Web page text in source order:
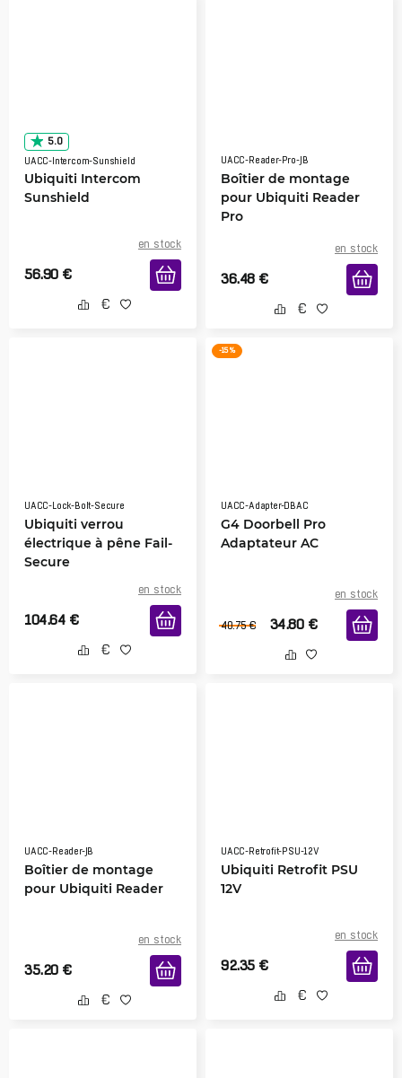
5.0
UACC-Intercom-Sunshield
Ubiquiti Intercom
Sunshield
en stock
56.90 €
UACC-Reader-Pro-JB
Boîtier de montage
pour Ubiquiti Reader
Pro
en stock
36.48 €
UACC-Lock-Bolt-Secure
Ubiquiti verrou
électrique à pêne Fail-
Secure
en stock
104.64 €
-15 %
UACC-Adapter-DBAC
G4 Doorbell Pro
Adaptateur AC
en stock
40.75 € 34.80 €
UACC-Reader-JB
Boîtier de montage
pour Ubiquiti Reader
en stock
35.20 €
UACC-Retrofit-PSU-12V
Ubiquiti Retrofit PSU
12V
en stock
92.35 €